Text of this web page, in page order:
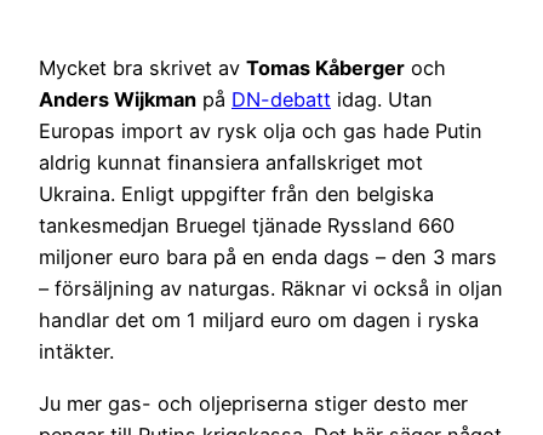
Mycket bra skrivet av Tomas Kåberger och
Anders Wijkman på DN-debatt idag. Utan
Europas import av rysk olja och gas hade Putin
aldrig kunnat finansiera anfallskriget mot
Ukraina. Enligt uppgifter från den belgiska
tankesmedjan Bruegel tjänade Ryssland 660
miljoner euro bara på en enda dags – den 3 mars
– försäljning av naturgas. Räknar vi också in oljan
handlar det om 1 miljard euro om dagen i ryska
intäkter.
Ju mer gas- och oljepriserna stiger desto mer